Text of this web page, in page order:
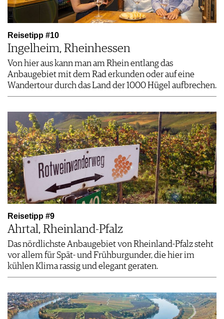
Reisetipp #10
Ingelheim, Rheinhessen
Von hier aus kann man am Rhein entlang das
Anbaugebiet mit dem Rad erkunden oder auf eine
Wandertour durch das Land der 1000 Hügel aufbrechen.
Reisetipp #9
Ahrtal, Rheinland-Pfalz
Das nördlichste Anbaugebiet von Rheinland-Pfalz steht
vor allem für Spät- und Frühburgunder, die hier im
kühlen Klima rassig und elegant geraten.